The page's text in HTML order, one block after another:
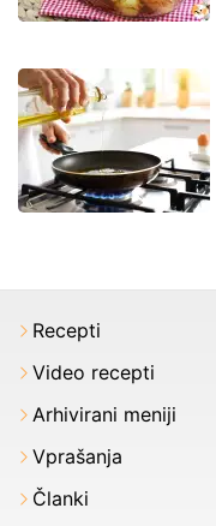
Recepti
Video recepti
Arhivirani meniji
Vprašanja
Članki